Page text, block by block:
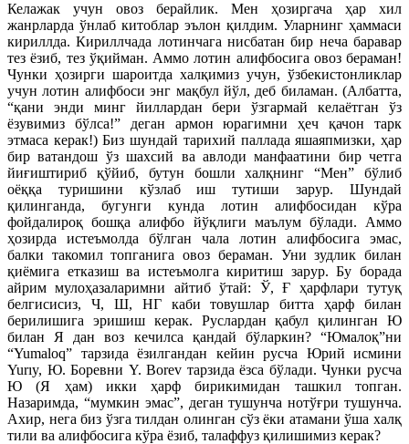
Келажак учун овоз берайлик. Мен ҳозиргача ҳар хил
жанрларда ўнлаб китоблар эълон қилдим. Уларнинг ҳаммаси
кириллда. Кириллчада лотинчага нисбатан бир неча баравар
тез ёзиб, тез ўқийман. Аммо лотин алифбосига овоз бераман!
Чунки ҳозирги шароитда халқимиз учун, ўзбекистонликлар
учун лотин алифбоси энг мақбул йўл, деб биламан. (Албатта,
“қани энди минг йиллардан бери ўзгармай келаётган ўз
ёзувимиз бўлса!” деган армон юрагимни ҳеч қачон тарк
этмаса керак!) Биз шундай тарихий паллада яшаяпмизки, ҳар
бир ватандош ўз шахсий ва авлоди манфаатини бир четга
йиғиштириб қўйиб, бутун бошли халқнинг “Мен” бўлиб
оёққа туришини кўзлаб иш тутиши зарур. Шундай
қилинганда, бугунги кунда лотин алифбосидан кўра
фойдалироқ бошқа алифбо йўқлиги маълум бўлади. Аммо
ҳозирда истеъмолда бўлган чала лотин алифбосига эмас,
балки такомил топганига овоз бераман. Уни зудлик билан
қиёмига етказиш ва истеъмолга киритиш зарур. Бу борада
айрим мулоҳазаларимни айтиб ўтай: Ў, Ғ ҳарфлари тутуқ
белгисисиз, Ч, Ш, НГ каби товушлар битта ҳарф билан
берилишига эришиш керак. Руслардан қабул қилинган Ю
билан Я дан воз кечилса қандай бўларкин? “Юмалоқ”ни
“Yumaloq” тарзида ёзилгандан кейин русча Юрий исмини
Yurıy, Ю. Боревни Y. Borev тарзида ёзса бўлади. Чунки русча
Ю (Я ҳам) икки ҳарф бирикимидан ташкил топган.
Назаримда, “мумкин эмас”, деган тушунча нотўғри тушунча.
Ахир, нега биз ўзга тилдан олинган сўз ёки атамани ўша халқ
тили ва алифбосига кўра ёзиб, талаффуз қилишимиз керак?